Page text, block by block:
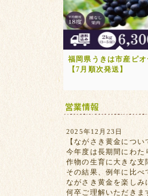
福岡県うきは市産ピオ
【7月順次発送】
2025年12月23日
【ながさき黄金につい
今年度は長期間にわた
作物の生育に大きな支
その結果、例年に比べ
ながさき黄金を楽しみ
何卒ご理解いただきま